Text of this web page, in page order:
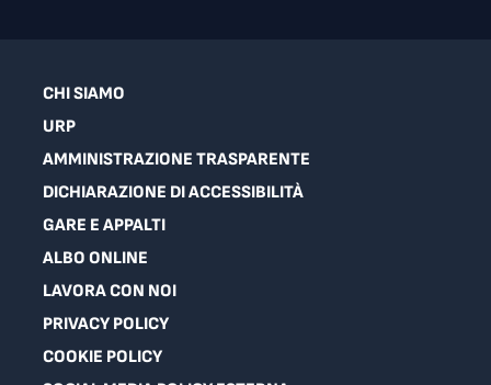
CHI SIAMO
URP
AMMINISTRAZIONE TRASPARENTE
DICHIARAZIONE DI ACCESSIBILITÀ
GARE E APPALTI
ALBO ONLINE
LAVORA CON NOI
PRIVACY POLICY
COOKIE POLICY